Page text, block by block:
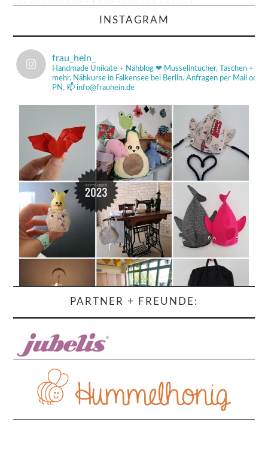
INSTAGRAM
frau_hein_
Handmade Unikate + Nähblog ❤ Musselintücher, Taschen +
mehr. Nähkurse in Falkensee bei Berlin. Anfragen per Mail od
PN. 📫 info@frauhein.de
PARTNER + FREUNDE: